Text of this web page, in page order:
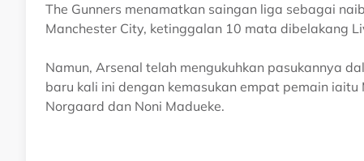
The Gunners menamatkan saingan liga sebagai
Manchester City, ketinggalan 10 mata dibelakang
Namun, Arsenal telah mengukuhkan pasukannya
baru kali ini dengan kemasukan empat pemain
Norgaard dan Noni Madueke.